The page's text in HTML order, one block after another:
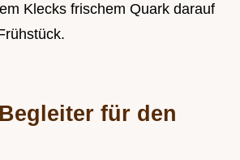
Klecks frischem Quark darauf
für den